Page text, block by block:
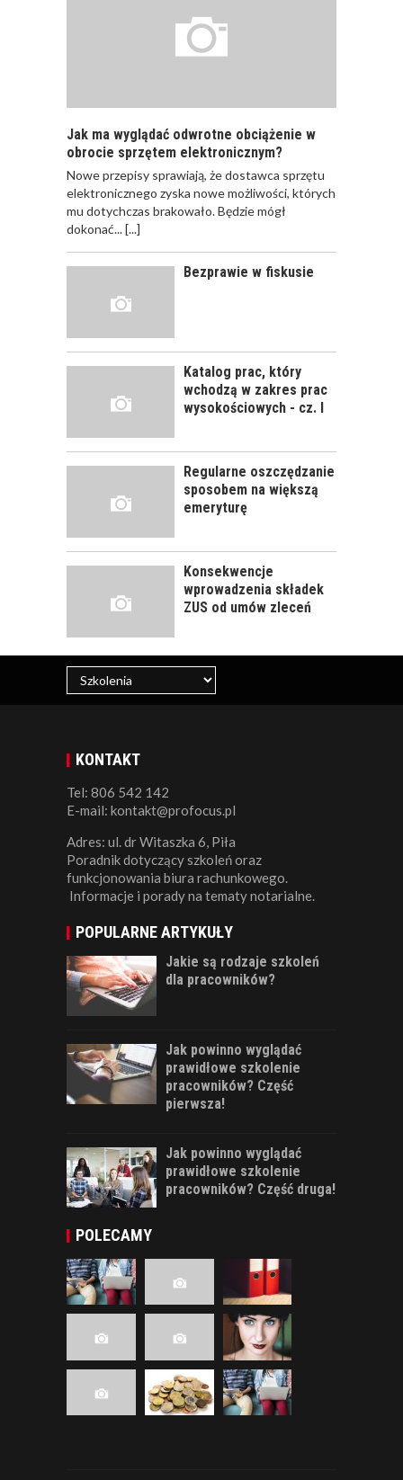
JAKIE SĄ RODZAJE
SZKOLEŃ DLA
JAK POWINNO
WYGLĄDAĆ
PRAWIDŁOWE
PRACOWNIKÓW?
CZĘŚĆ PIERWSZA!
WYGLĄDAĆ
PRAWIDŁOWE
SZKOLENIE
PRACOWNIKÓW?
ROZWÓJ
PRACOWNIKA - JAK O
NIEGO DBAĆ?
Jak ma wyglądać odwrotne obciążenie w
obrocie sprzętem elektronicznym?
Nowe przepisy sprawiają, że dostawca sprzętu
elektronicznego zyska nowe możliwości, których
mu dotychczas brakowało. Będzie mógł
dokonać...[...]
Bezprawie w fiskusie
Katalog prac, który
wchodzą w zakres prac
wysokościowych - cz. I
Regularne oszczędzanie
sposobem na większą
emeryturę
Konsekwencje
wprowadzenia składek
ZUS od umów zleceń
KONTAKT
Tel: 806 542 142
E-mail: kontakt@profocus.pl
Adres: ul. dr Witaszka 6, Piła
Poradnik dotyczący szkoleń oraz
funkcjonowania biura rachunkowego.
Informacje i porady na tematy notarialne.
POPULARNE ARTYKUŁY
Jakie są rodzaje szkoleń
dla pracowników?
Jak powinno wyglądać
prawidłowe szkolenie
pracowników? Część
pierwsza!
Jak powinno wyglądać
prawidłowe szkolenie
pracowników? Część druga!
POLECAMY